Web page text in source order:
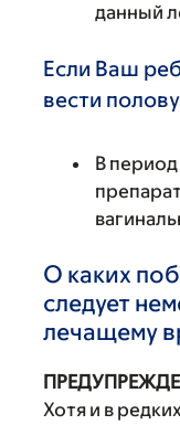
данный
Если Ваш
вести
В
О каких
следует
лечащему
Хотя и в